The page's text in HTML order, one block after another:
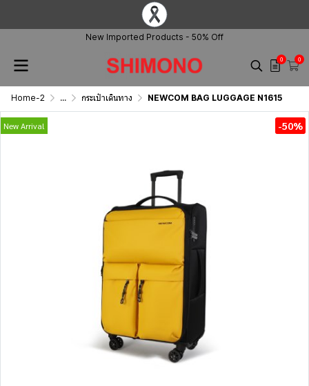
New Imported Products - 50% Off
0 0
Home-2 ... กระเป๋าเดินทาง NEWCOM BAG LUGGAGE N1615
New Arrival -50%